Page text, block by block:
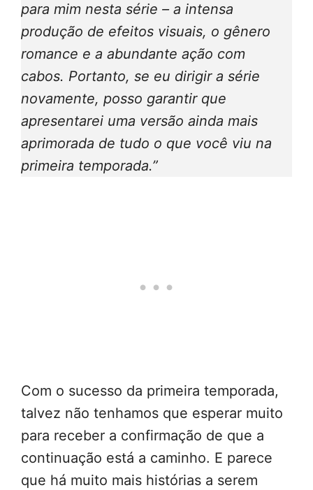
para mim nesta série – a intensa
produção de efeitos visuais, o gênero
romance e a abundante ação com
cabos. Portanto, se eu dirigir a série
novamente, posso garantir que
apresentarei uma versão ainda mais
aprimorada de tudo o que você viu na
primeira temporada.”
Com o sucesso da primeira temporada,
talvez não tenhamos que esperar muito
para receber a confirmação de que a
continuação está a caminho. E parece
que há muito mais histórias a serem